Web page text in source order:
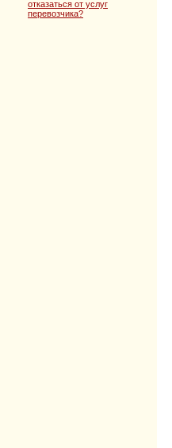
отказаться от услуг
перевозчика?